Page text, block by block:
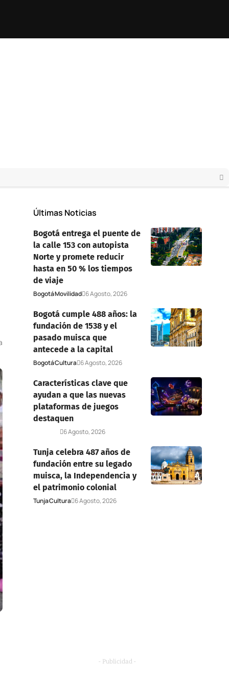
Últimas Noticias
Bogotá entrega el puente de
la calle 153 con autopista
Norte y promete reducir
hasta en 50 % los tiempos
de viaje
BogotáMovilidad 6 Agosto, 2026
Bogotá cumple 488 años: la
fundación de 1538 y el
pasado muisca que
antecede a la capital
BogotáCultura 6 Agosto, 2026
Características clave que
ayudan a que las nuevas
plataformas de juegos
destaquen
6 Agosto, 2026
Tunja celebra 487 años de
fundación entre su legado
muisca, la Independencia y
el patrimonio colonial
TunjaCultura 6 Agosto, 2026
- Publicidad -